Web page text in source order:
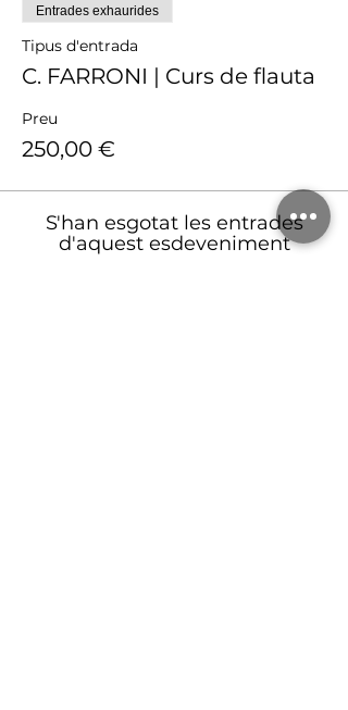
Entrades exhaurides
Tipus d'entrada
C. FARRONI | Curs de flauta
Preu
250,00 €
S'han esgotat les entrades
d'aquest esdeveniment